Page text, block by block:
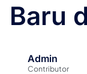
Baru
Admin
Contributor